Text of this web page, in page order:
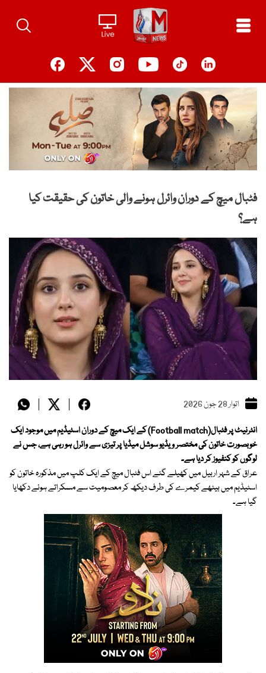
content
فٹبال میچ کے دوران وائرل ہونے والی خاتون کی حقیقت کیا
ہے؟
اتوار 28 جون 2026
انٹرنیٹ پر فٹبال(Football match) کے ایک میچ کے دوران اسٹیڈیم میں موجود ایک
خوبصورت خاتون کی مختصر ویڈیو سوشل میڈیا پر تیزی سے وائرل ہو رہی ہے، جس نے
لوگوں کو کنفیوز کر دیا ہے۔
عراق کے شہر اربیل میں کھیلے گئے اس فٹبال میچ کے ایک کلپ میں مذکورہ خاتون کو
اسٹیڈیم میں بیٹھے کیمرے کی طرف دیکھ کر معصومیت سے مسکراتے ہوئے دکھایا
گیا ہے۔